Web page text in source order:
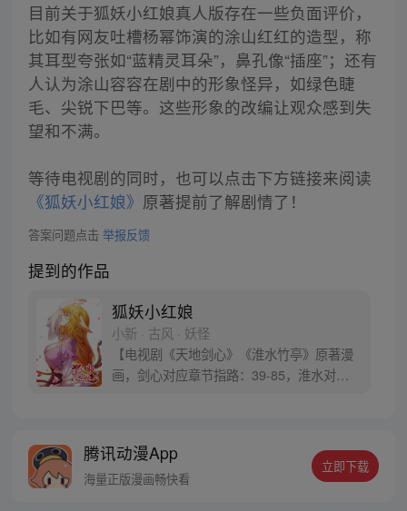
目前关于狐妖小红娘真人版存在一些负面评价，
比如有网友吐槽杨幂饰演的涂山红红的造型，称
其耳型夸张如“蓝精灵耳朵”，鼻孔像“插座”；还有
人认为涂山容容在剧中的形象怪异，如绿色睫
毛、尖锐下巴等。这些形象的改编让观众感到失
望和不满。
等待电视剧的同时，也可以点击下方链接来阅读
《狐妖小红娘》 原著提前了解剧情了！
答案问题点击 举报反馈
提到的作品
狐妖小红娘
小新 · 古风 · 妖怪
【电视剧《天地剑心》《淮水竹亭》原著漫
画，剑心对应章节指路：39-85，淮水对应
腾讯动漫App
海量正版漫画畅快看
立即下载